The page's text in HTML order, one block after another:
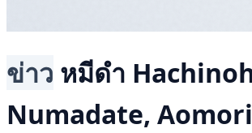
ข่าว หมีดำ
Numadate, Aomori